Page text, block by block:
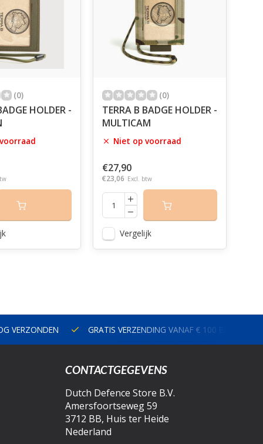
(0)
HOLDER -
(0)
TERRA B BADGE HOLDER -
MULTICAM
Niet op voorraad
€27,90
€23,06 Excl. btw
Vergelijk
VERZONDEN GRATIS VERZENDING VANAF € 100 BINNEN
CONTACTGEGEVENS
Dutch Defence Store B.V.
Amersfoortseweg 59
3712 BB, Huis ter Heide
Nederland